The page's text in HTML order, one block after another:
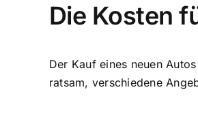
Die Kosten
Der Kauf eines neuen
ratsam, verschiedene